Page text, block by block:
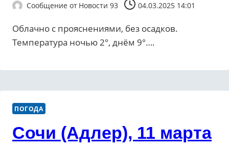
Сообщение от Новости 93 04.03.2025 14:01
Облачно с прояснениями, без осадков.
Температура ночью 2°, днём 9°….
ПОГОДА
Сочи (Адлер), 11 марта